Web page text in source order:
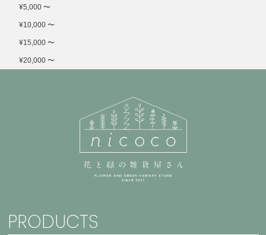
¥5,000 〜
¥10,000 〜
¥15,000 〜
¥20,000 〜
PRODUCTS